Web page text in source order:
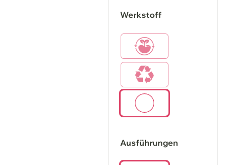
Werkstoff
Ausführungen